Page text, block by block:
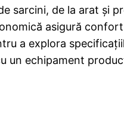
sarcini, de la arat și
asigură
a explora
un echipament